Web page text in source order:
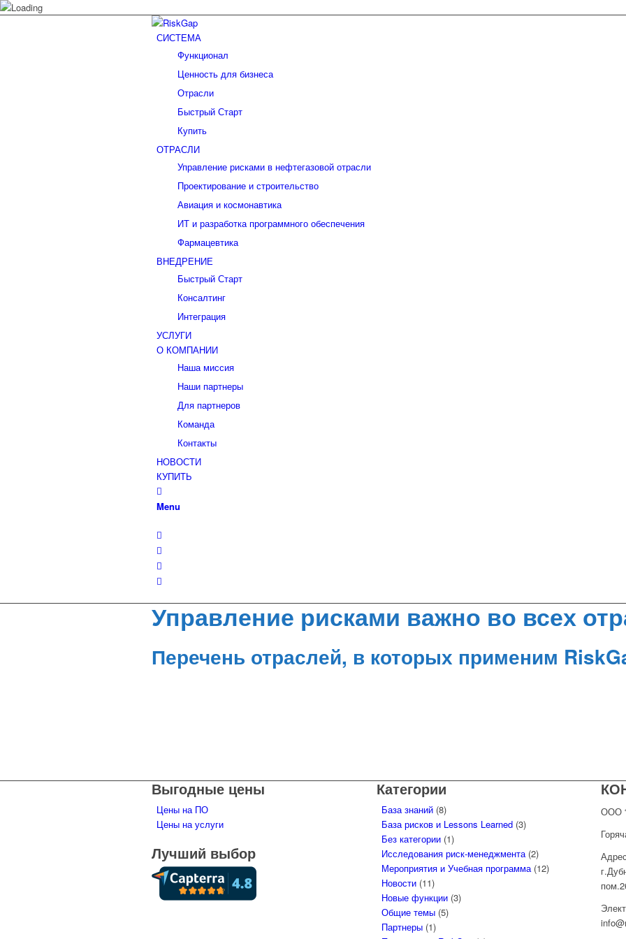
СИСТЕМА
Функционал
Ценность для бизнеса
Отрасли
Быстрый Старт
Купить
ОТРАСЛИ
Управление рисками в нефтегазовой отрасли
Проектирование и строительство
Авиация и космонавтика
ИТ и разработка программного обеспечения
Фармацевтика
ВНЕДРЕНИЕ
Быстрый Старт
Консалтинг
Интеграция
УСЛУГИ
О КОМПАНИИ
Наша миссия
Наши партнеры
Для партнеров
Команда
Контакты
НОВОСТИ
КУПИТЬ
Menu
Управление рисками важно во всех
Перечень отраслей, в которых применим
Выгодные цены
Цены на ПО
Цены на услуги
Лучший выбор
Категории
База знаний(8)
База рисков и Lessons Learned(3)
Без категории(1)
Исследования риск-менеджмента(2)
Мероприятия и Учебная программа(12)
Новости(11)
Новые функции(3)
Общие темы(5)
Партнеры(1)
ООО